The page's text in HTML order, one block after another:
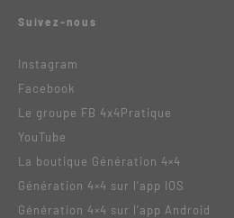
Suivez-nous
Instagram
Facebook
Le groupe FB 4x4Pratique
YouTube
La boutique Génération 4×4
Génération 4×4 sur l’app IOS
Génération 4×4 sur l’app Android